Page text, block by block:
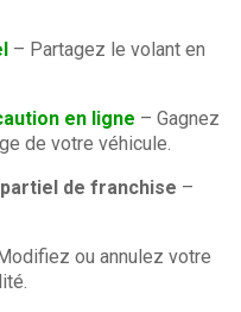
– Partagez le volant en
en ligne – Gagnez
de votre véhicule.
de franchise –
ou annulez votre